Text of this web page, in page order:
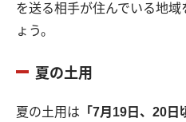
を送る相手が住んでいる地
ょう。
夏の土用
夏の土用は 「7月19日、20日